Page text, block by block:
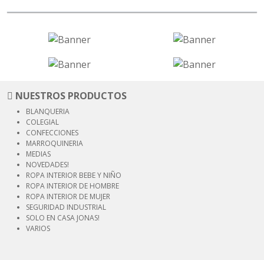
NUESTROS PRODUCTOS
BLANQUERIA
COLEGIAL
CONFECCIONES
MARROQUINERIA
MEDIAS
NOVEDADES!
ROPA INTERIOR BEBE Y NIÑO
ROPA INTERIOR DE HOMBRE
ROPA INTERIOR DE MUJER
SEGURIDAD INDUSTRIAL
SOLO EN CASA JONAS!
VARIOS